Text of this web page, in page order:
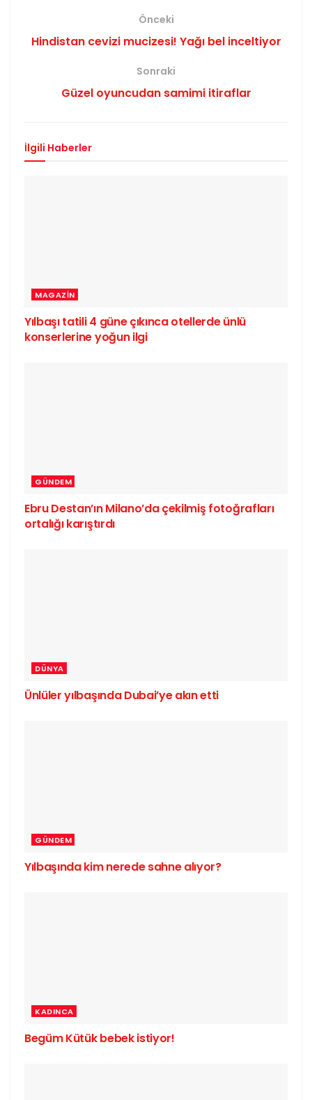
Önceki
Hindistan cevizi mucizesi! Yağı bel inceltiyor
Sonraki
Güzel oyuncudan samimi itiraflar
İlgili Haberler
MAGAZIN
Yılbaşı tatili 4 güne çıkınca otellerde ünlü
konserlerine yoğun ilgi
GÜNDEM
Ebru Destan’ın Milano’da çekilmiş fotoğrafları
ortalığı karıştırdı
DÜNYA
Ünlüler yılbaşında Dubai’ye akın etti
GÜNDEM
Yılbaşında kim nerede sahne alıyor?
KADINCA
Begüm Kütük bebek istiyor!